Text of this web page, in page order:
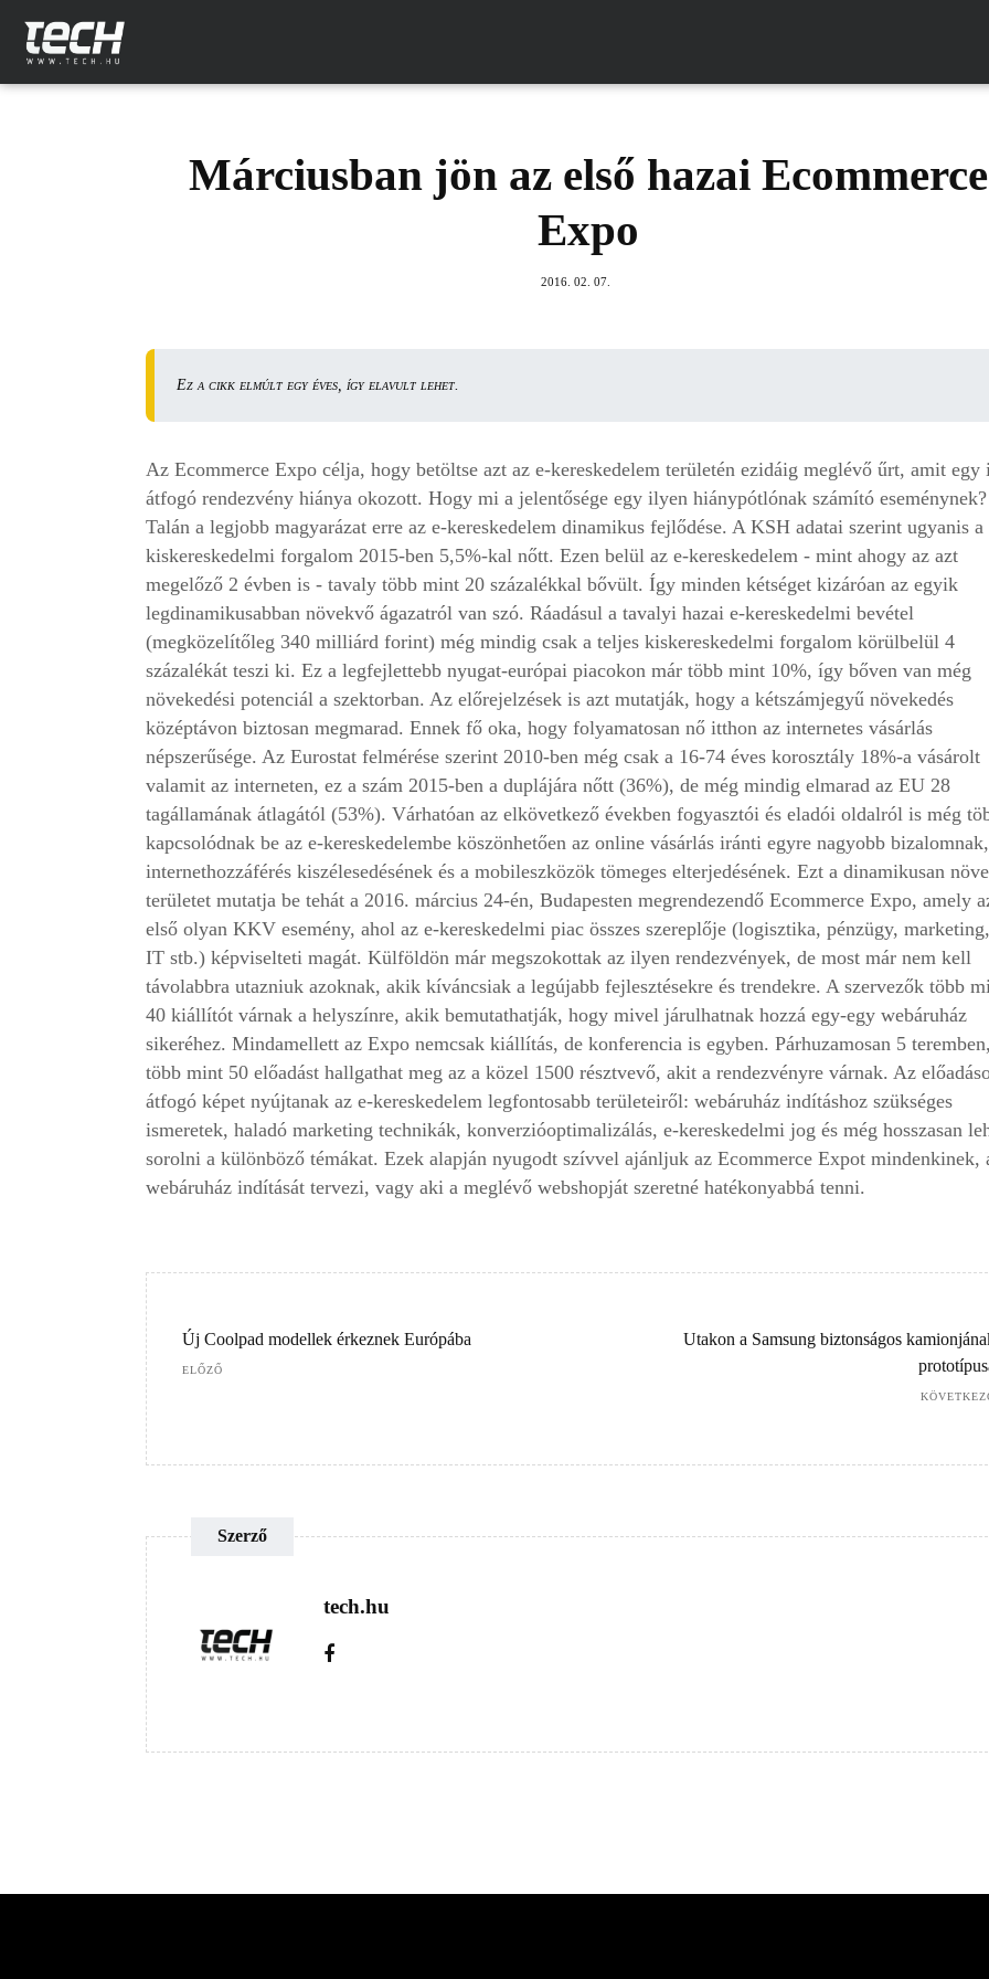
Márciusban jön az első hazai Ecommerce
Expo
2016. 02. 07.
Ez a cikk elmúlt egy éves, így elavult lehet.
Az Ecommerce Expo célja, hogy betöltse azt az e-kereskedelem területén ezidáig meglévő űrt, amit egy
átfogó rendezvény hiánya okozott. Hogy mi a jelentősége egy ilyen hiánypótlónak számító eseménynek?
Talán a legjobb magyarázat erre az e-kereskedelem dinamikus fejlődése. A KSH adatai szerint ugyanis a
kiskereskedelmi forgalom 2015-ben 5,5%-kal nőtt. Ezen belül az e-kereskedelem - mint ahogy az azt
megelőző 2 évben is - tavaly több mint 20 százalékkal bővült. Így minden kétséget kizáróan az egyik
legdinamikusabban növekvő ágazatról van szó. Ráadásul a tavalyi hazai e-kereskedelmi bevétel
(megközelítőleg 340 milliárd forint) még mindig csak a teljes kiskereskedelmi forgalom körülbelül 4
százalékát teszi ki. Ez a legfejlettebb nyugat-európai piacokon már több mint 10%, így bőven van még
növekedési potenciál a szektorban. Az előrejelzések is azt mutatják, hogy a kétszámjegyű növekedés
középtávon biztosan megmarad. Ennek fő oka, hogy folyamatosan nő itthon az internetes vásárlás
népszerűsége. Az Eurostat felmérése szerint 2010-ben még csak a 16-74 éves korosztály 18%-a vásárolt
valamit az interneten, ez a szám 2015-ben a duplájára nőtt (36%), de még mindig elmarad az EU 28
tagállamának átlagától (53%). Várhatóan az elkövetkező években fogyasztói és eladói oldalról is még
kapcsolódnak be az e-kereskedelembe köszönhetően az online vásárlás iránti egyre nagyobb
internethozzáférés kiszélesedésének és a mobileszközök tömeges elterjedésének. Ezt a dinamikusan
területet mutatja be tehát a 2016. március 24-én, Budapesten megrendezendő Ecommerce Expo, amely
első olyan KKV esemény, ahol az e-kereskedelmi piac összes szereplője (logisztika, pénzügy,
IT stb.) képviselteti magát. Külföldön már megszokottak az ilyen rendezvények, de most már nem kell
távolabbra utazniuk azoknak, akik kíváncsiak a legújabb fejlesztésekre és trendekre. A szervezők több
40 kiállítót várnak a helyszínre, akik bemutathatják, hogy mivel járulhatnak hozzá egy-egy webáruház
sikeréhez. Mindamellett az Expo nemcsak kiállítás, de konferencia is egyben. Párhuzamosan 5 teremben,
több mint 50 előadást hallgathat meg az a közel 1500 résztvevő, akit a rendezvényre várnak. Az
átfogó képet nyújtanak az e-kereskedelem legfontosabb területeiről: webáruház indításhoz szükséges
ismeretek, haladó marketing technikák, konverzióoptimalizálás, e-kereskedelmi jog és még hosszasan
sorolni a különböző témákat. Ezek alapján nyugodt szívvel ajánljuk az Ecommerce Expot mindenkinek,
webáruház indítását tervezi, vagy aki a meglévő webshopját szeretné hatékonyabbá tenni.
Új Coolpad modellek érkeznek Európába
ELŐZŐ
Utakon a Samsung biztonságos
Szerző
tech.hu